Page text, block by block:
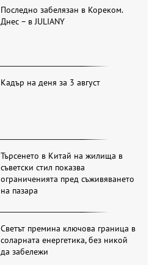
Последно забелязан в Кореком.
Днес – в JULIANY
Кадър на деня за 3 август
Търсенето в Китай на жилища в
съветски стил показва
ограниченията пред съживяването
на пазара
Светът премина ключова граница в
соларната енергетика, без никой
да забележи